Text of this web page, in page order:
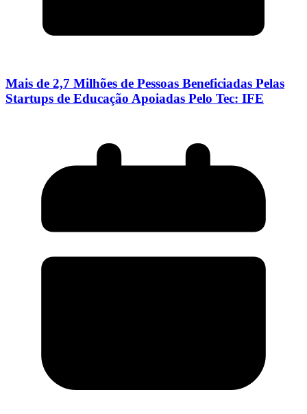
Mais de 2,7 Milhões de Pessoas Beneficiadas Pelas
Startups de Educação Apoiadas Pelo Tec: IFE